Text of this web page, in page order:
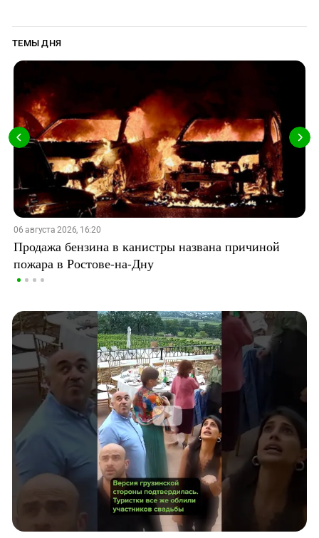
ТЕМЫ ДНЯ
06 августа 2026, 16:20
Продажа бензина в канистры названа причиной
пожара в Ростове-на-Дну